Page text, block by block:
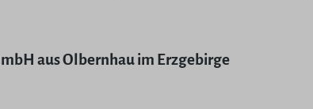
aus Olbernhau im Erzgebirge